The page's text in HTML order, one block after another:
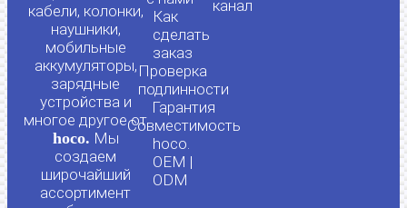
кабели, колонки,
наушники,
мобильные
аккумуляторы,
зарядные
устройства и
многое другое от
hoco. Мы
создаем
широчайший
ассортимент
Как
сделать
заказ
Проверка
подлинности
Гарантия
Совместимость
hoco.
OEM |
ODM
канал